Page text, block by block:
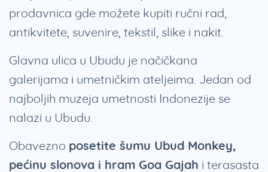
prodavnica gde možete kupiti ručni rad,
antikvitete, suvenire, tekstil, slike i nakit.
Glavna ulica u Ubudu je načičkana
galerijama i umetničkim ateljeima. Jedan od
najboljih muzeja umetnosti Indonezije se
nalazi u Ubudu.
Obavezno posetite šumu Ubud Monkey,
pećinu slonova i hram Goa Gajah i terasasta